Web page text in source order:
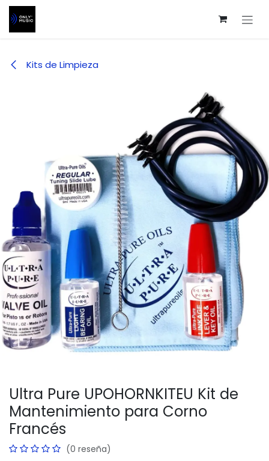
Ir al contenido
Kits de Limpieza
Ultra Pure UPOHORNKITEU Kit de
Mantenimiento para Corno
Francés
(0 reseña)